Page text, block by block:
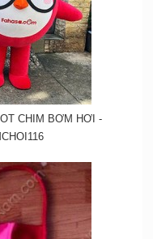
CHIM BƠM HƠI -